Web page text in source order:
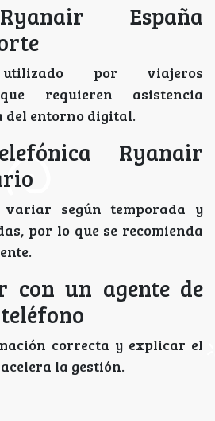
España
por viajeros
requieren asistencia
entorno digital.
Ryanair
según temporada y
por lo que se recomienda
con un agente de
correcta y explicar el
la gestión.